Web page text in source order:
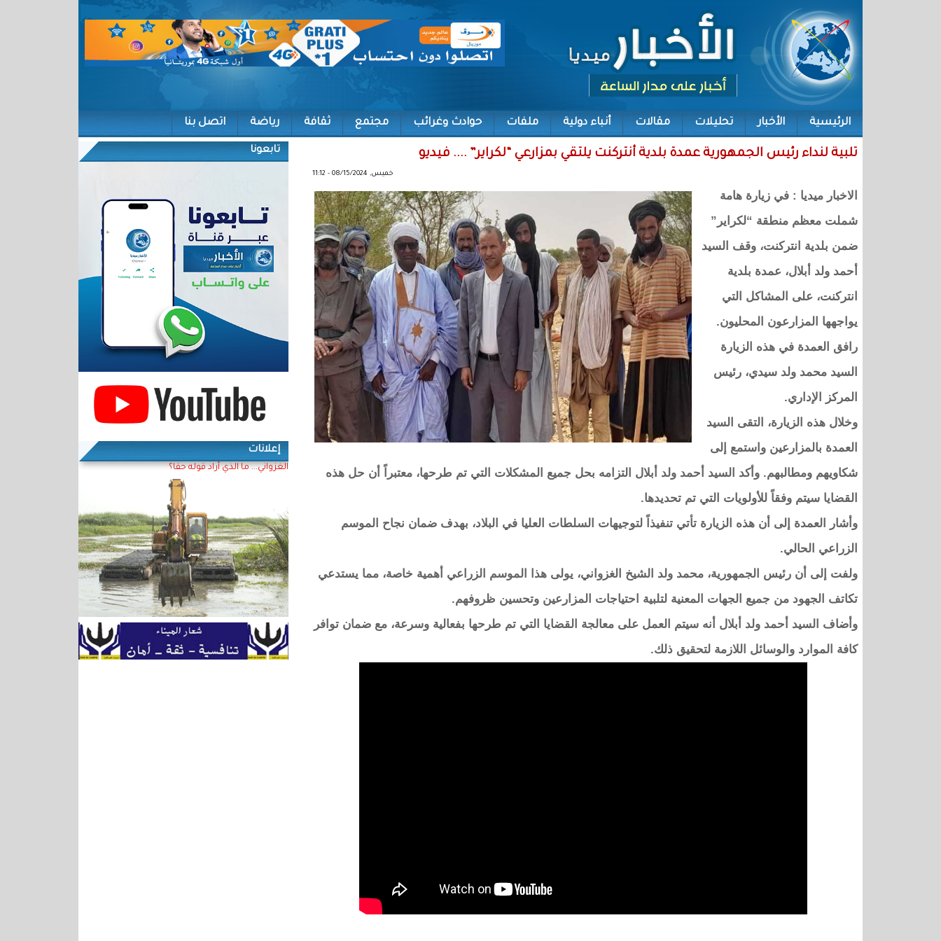
الرئيسية الأخبار تحليلات مقالات أنباء دولية ملفات حوادث وغرائب مجتمع ثقافة رياضة اتصل بنا
تلبية لنداء رئيس الجمهورية عمدة بلدية أنتركنت يلتقي بمزارعي “لكراير” .... فيديو
خميس, 08/15/2024 - 11:12
الاخبار ميديا : في زيارة هامة
شملت معظم منطقة “لكراير”
ضمن بلدية انتركنت، وقف السيد
أحمد ولد أبلال، عمدة بلدية
انتركنت، على المشاكل التي
يواجهها المزارعون المحليون.
رافق العمدة في هذه الزيارة
السيد محمد ولد سيدي، رئيس
المركز الإداري.
وخلال هذه الزيارة، التقى السيد
العمدة بالمزارعين واستمع إلى
شكاويهم ومطالبهم. وأكد السيد أحمد ولد أبلال التزامه بحل جميع المشكلات التي تم طرحها، معتبراً أن حل هذه
القضايا سيتم وفقاً للأولويات التي تم تحديدها.
وأشار العمدة إلى أن هذه الزيارة تأتي تنفيذاً لتوجيهات السلطات العليا في البلاد، بهدف ضمان نجاح الموسم
الزراعي الحالي.
ولفت إلى أن رئيس الجمهورية، محمد ولد الشيخ الغزواني، يولى هذا الموسم الزراعي أهمية خاصة، مما يستدعي
تكاتف الجهود من جميع الجهات المعنية لتلبية احتياجات المزارعين وتحسين ظروفهم.
وأضاف السيد أحمد ولد أبلال أنه سيتم العمل على معالجة القضايا التي تم طرحها بفعالية وسرعة، مع ضمان توافر
كافة الموارد والوسائل اللازمة لتحقيق ذلك.
تابعونا
إعلانات
الغزواني... ما الذي أراد قوله حقا؟